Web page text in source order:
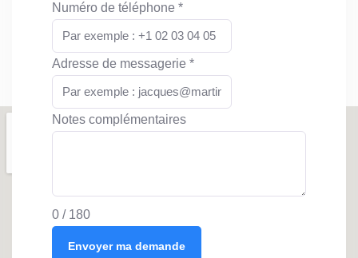
Numéro de téléphone *
Adresse de messagerie *
Notes complémentaires
0 / 180
Envoyer ma demande